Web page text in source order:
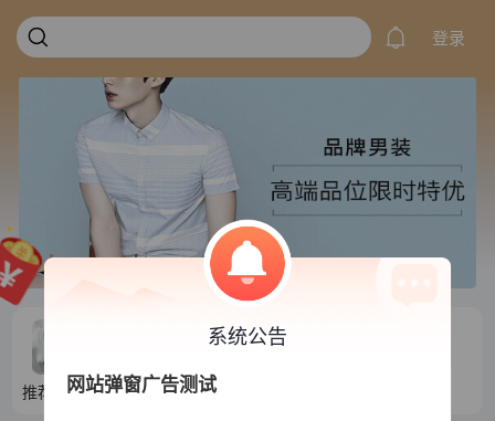
登录
推荐目录1 推荐目录2 推荐目录3
系统公告
网站弹窗广告测试